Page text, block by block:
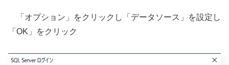
「オプション」をクリックし「データソース」を設定し
「OK」をクリック